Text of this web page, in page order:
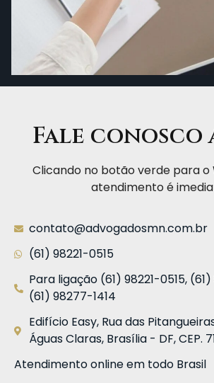
Fale conosco
Clicando no botão verde para o
atendimento é
contato@advogadosmn.com.br
(61) 98221-0515
Para ligação (61) 98221-0515,
(61) 98277-1414
Edifício Easy, Rua das
Águas Claras, Brasília - DF, CEP.
Atendimento online em todo Brasil